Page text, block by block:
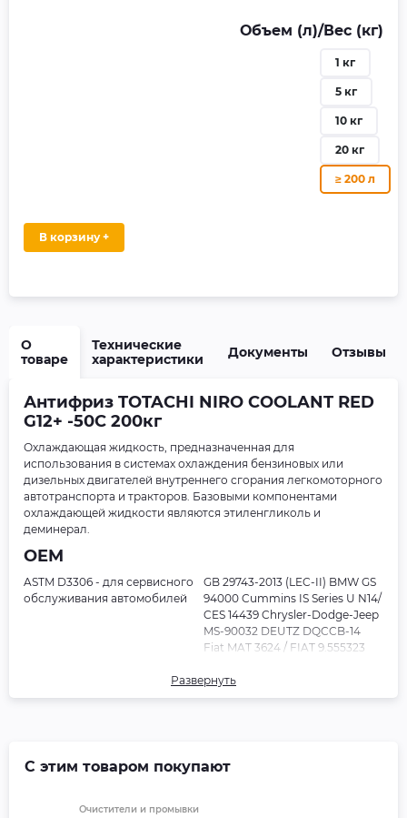
Объем (л)/Вес (кг)
1 кг
5 кг
10 кг
20 кг
≥ 200 л
В корзину +
О
товаре
Технические
характеристики
Документы Отзывы
Антифриз TOTACHI NIRO COOLANT RED
G12+ -50C 200кг
Охлаждающая жидкость, предназначенная для
использования в системах охлаждения бензиновых или
дизельных двигателей внутреннего сгорания легкомоторного
автотранспорта и тракторов. Базовыми компонентами
охлаждающей жидкости являются этиленгликоль и
деминерал.
OEM
ASTM D3306 - для сервисного
обслуживания автомобилей
GB 29743-2013 (LEC-II) BMW GS
94000 Cummins IS Series U N14/
CES 14439 Chrysler-Dodge-Jeep
MS-90032 DEUTZ DQCCB-14
Fiat MAT 3624 / FIAT 9.555323
GMW 3420 Jaguar CMR 8229
John Deere JDM H5 Land-Rover
type D SUZUKI Santana Motors
Развернуть
С этим товаром покупают
Очистители и промывки